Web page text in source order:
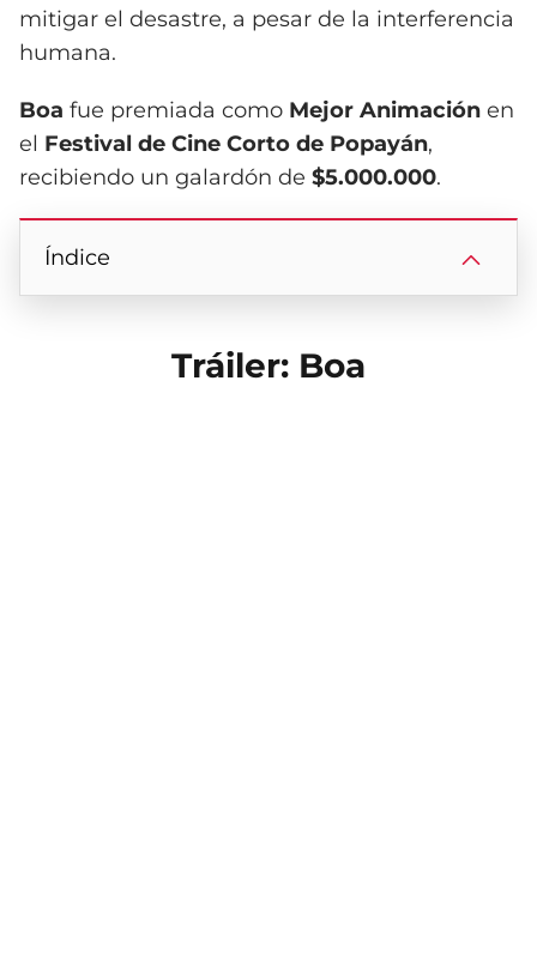
mitigar el desastre, a pesar de la interferencia
humana.
Boa fue premiada como Mejor Animación en
el Festival de Cine Corto de Popayán,
recibiendo un galardón de $5.000.000.
Índice
Tráiler: Boa